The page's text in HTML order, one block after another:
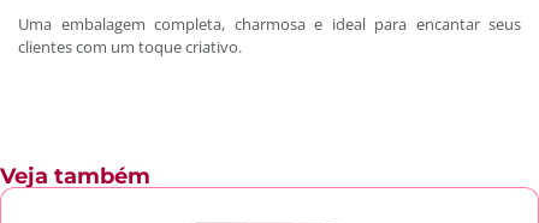
Uma embalagem completa, charmosa e ideal para encantar seus
clientes com um toque criativo.
Veja também